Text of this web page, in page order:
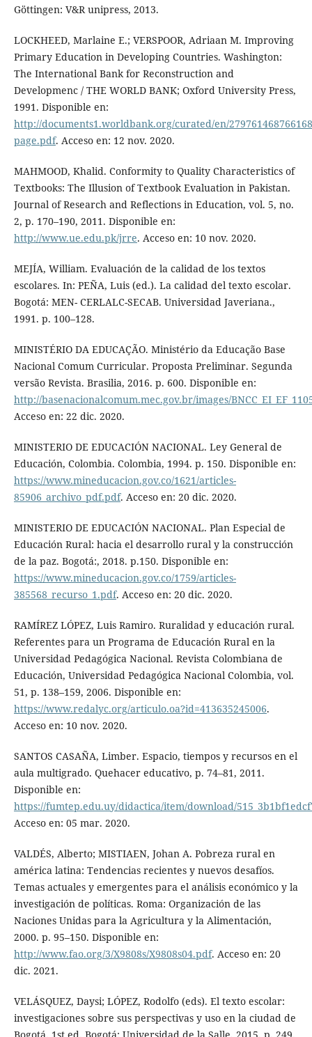
Göttingen: V&R unipress, 2013.
LOCKHEED, Marlaine E.; VERSPOOR, Adriaan M. Improving
Primary Education in Developing Countries. Washington:
The International Bank for Reconstruction and
Developmenc / THE WORLD BANK; Oxford University Press,
1991. Disponible en:
http://documents1.worldbank.org/curated/en/
page.pdf. Acceso en: 12 nov. 2020.
MAHMOOD, Khalid. Conformity to Quality Characteristics of
Textbooks: The Illusion of Textbook Evaluation in Pakistan.
Journal of Research and Reflections in Education, vol. 5, no.
2, p. 170–190, 2011. Disponible en:
http://www.ue.edu.pk/jrre. Acceso en: 10 nov. 2020.
MEJÍA, William. Evaluación de la calidad de los textos
escolares. In: PEÑA, Luis (ed.). La calidad del texto escolar.
Bogotá: MEN- CERLALC-SECAB. Universidad Javeriana.,
1991. p. 100–128.
MINISTÉRIO DA EDUCAÇÃO. Ministério da Educação Base
Nacional Comum Curricular. Proposta Preliminar. Segunda
versão Revista. Brasilia, 2016. p. 600. Disponible en:
http://basenacionalcomum.mec.gov.br/images/
Acceso en: 22 dic. 2020.
MINISTERIO DE EDUCACIÓN NACIONAL. Ley General de
Educación, Colombia. Colombia, 1994. p. 150. Disponible en:
https://www.mineducacion.gov.co/1621/articles-
85906_archivo_pdf.pdf. Acceso en: 20 dic. 2020.
MINISTERIO DE EDUCACIÓN NACIONAL. Plan Especial de
Educación Rural: hacia el desarrollo rural y la construcción
de la paz. Bogotá:, 2018. p.150. Disponible en:
https://www.mineducacion.gov.co/1759/articles-
385568_recurso_1.pdf. Acceso en: 20 dic. 2020.
RAMÍREZ LÓPEZ, Luis Ramiro. Ruralidad y educación rural.
Referentes para un Programa de Educación Rural en la
Universidad Pedagógica Nacional. Revista Colombiana de
Educación, Universidad Pedagógica Nacional Colombia, vol.
51, p. 138–159, 2006. Disponible en:
https://www.redalyc.org/articulo.oa?id=413635245006.
Acceso en: 10 nov. 2020.
SANTOS CASAÑA, Limber. Espacio, tiempos y recursos en el
aula multigrado. Quehacer educativo, p. 74–81, 2011.
Disponible en:
https://fumtep.edu.uy/didactica/item/download/
Acceso en: 05 mar. 2020.
VALDÉS, Alberto; MISTIAEN, Johan A. Pobreza rural en
américa latina: Tendencias recientes y nuevos desafíos.
Temas actuales y emergentes para el análisis económico y la
investigación de políticas. Roma: Organización de las
Naciones Unidas para la Agricultura y la Alimentación,
2000. p. 95–150. Disponible en:
http://www.fao.org/3/X9808s/X9808s04.pdf. Acceso en: 20
dic. 2021.
VELÁSQUEZ, Daysi; LÓPEZ, Rodolfo (eds). El texto escolar:
investigaciones sobre sus perspectivas y uso en la ciudad de